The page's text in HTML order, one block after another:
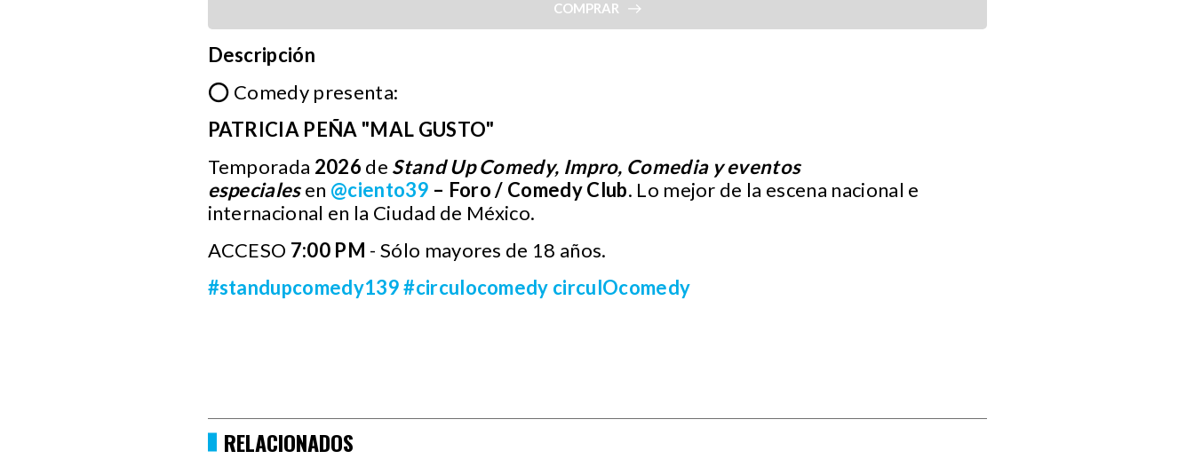
COMPRAR
Descripción
⭕ Comedy presenta:
PATRICIA PEÑA "MAL GUSTO"
Temporada 2026 de Stand Up Comedy, Impro, Comedia y eventos
especialesen @ciento39 – Foro / Comedy Club. Lo mejor de la escena nacional e
internacional en la Ciudad de México.
ACCESO 7:00 PM - Sólo mayores de 18 años.
#standupcomedy139#circulocomedy circulOcomedy
RELACIONADOS